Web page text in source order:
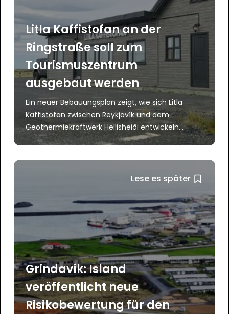
Litla Kaffistofan an der
Ringstraße soll zum
Tourismuszentrum
ausgebaut werden
Ein neuer Bebauungsplan zeigt, wie sich Litla
Kaffistofan zwischen Reykjavík und dem
Geothermiekraftwerk Hellisheiði entwickeln...
Lese es später
Grindavík: Island
veröffentlicht neue
Risikobewertung für den